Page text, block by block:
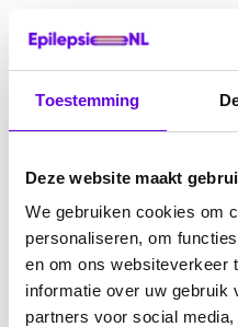
Toestemming
Deze website maakt
We gebruiken cookies om
personaliseren, om
en om ons websiteverkeer
informatie over uw gebruik
partners voor social